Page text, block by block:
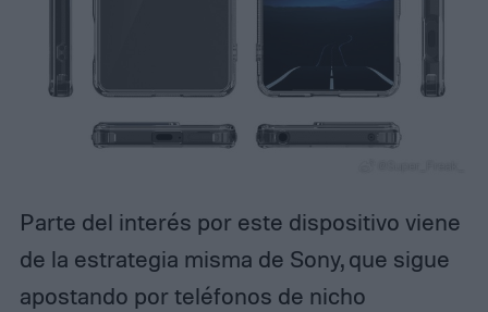
Parte del interés por este dispositivo viene
de la estrategia misma de Sony, que sigue
apostando por teléfonos de nicho